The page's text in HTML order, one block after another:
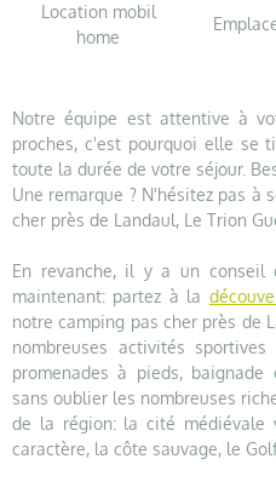
Location mobil
home
Notre équipe est attentive à
proches, c'est pourquoi elle se
toute la durée de votre séjour.
Une remarque ? N'hésitez pas à
cher près de Landaul, Le Trion
En revanche, il y a un conseil
maintenant: partez à la
notre camping pas cher près de
nombreuses activités
promenades à pieds, baignade
sans oublier les nombreuses
de la région: la cité médiévale
caractère, la côte sauvage, le